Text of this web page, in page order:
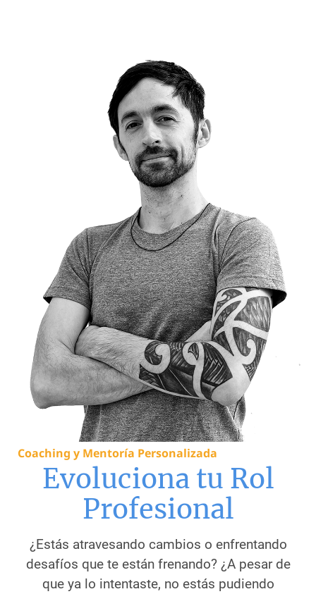
Coaching y Mentoría Personalizada
Evoluciona tu Rol
Profesional
¿Estás atravesando cambios o enfrentando
desafíos que te están frenando? ¿A pesar de
que ya lo intentaste, no estás pudiendo